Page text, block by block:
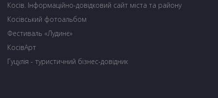
Косів. Інформаційно-довідковий сайт міста та району
Косівський фотоальбом
Фестиваль «Лудинє»
КосівАрт
Гуцулія - туристичний бізнес-довідник